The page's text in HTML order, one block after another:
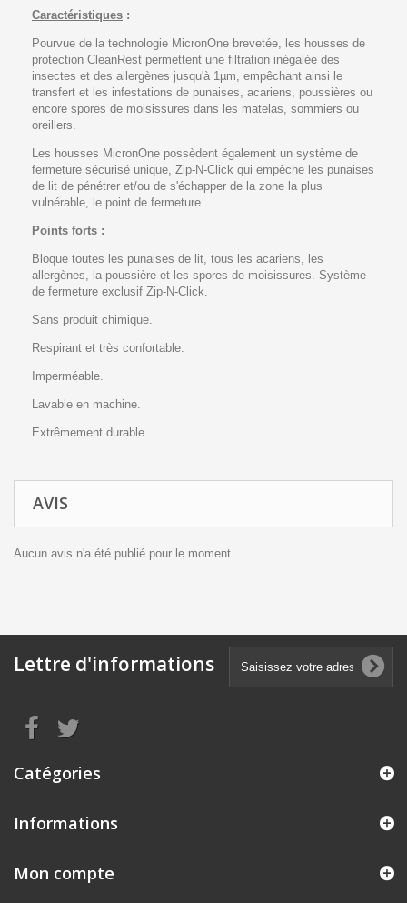
Caractéristiques :
Pourvue de la technologie MicronOne brevetée, les housses de
protection CleanRest permettent une filtration inégalée des
insectes et des allergènes jusqu'à 1µm, empêchant ainsi le
transfert et les infestations de punaises, acariens, poussières ou
encore spores de moisissures dans les matelas, sommiers ou
oreillers.
Les housses MicronOne possèdent également un système de
fermeture sécurisé unique, Zip-N-Click qui empêche les punaises
de lit de pénétrer et/ou de s'échapper de la zone la plus
vulnérable, le point de fermeture.
Points forts :
Bloque toutes les punaises de lit, tous les acariens, les
allergènes, la poussière et les spores de moisissures. Système
de fermeture exclusif Zip-N-Click.
Sans produit chimique.
Respirant et très confortable.
Imperméable.
Lavable en machine.
Extrêmement durable.
AVIS
Aucun avis n'a été publié pour le moment.
Lettre d'informations
Catégories
Informations
Mon compte